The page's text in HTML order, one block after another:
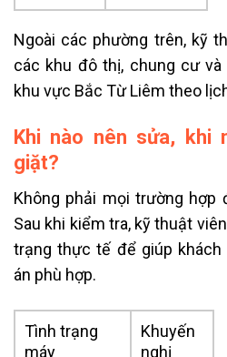
Ngoài các phường trên, kỹ
các khu đô thị, chung cư
khu vực Bắc Từ Liêm theo
Khi nào nên sửa, khi
giặt?
Không phải mọi trường hợp
Sau khi kiểm tra, kỹ thuật
trạng thực tế để giúp khách
án phù hợp.
Tình trạng
máy
Khuyến
nghị